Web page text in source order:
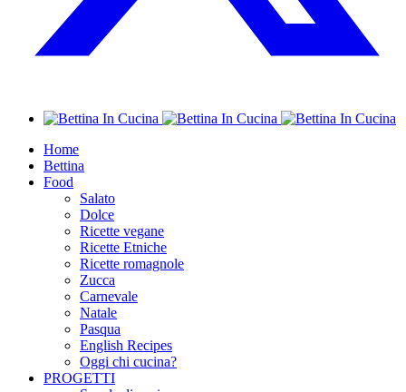
Home
Bettina
Food
Salato
Dolce
Ricette vegane
Ricette Etniche
Ricette romagnole
Zucca
Carnevale
Natale
Pasqua
English Recipes
Oggi chi cucina?
PROGETTI